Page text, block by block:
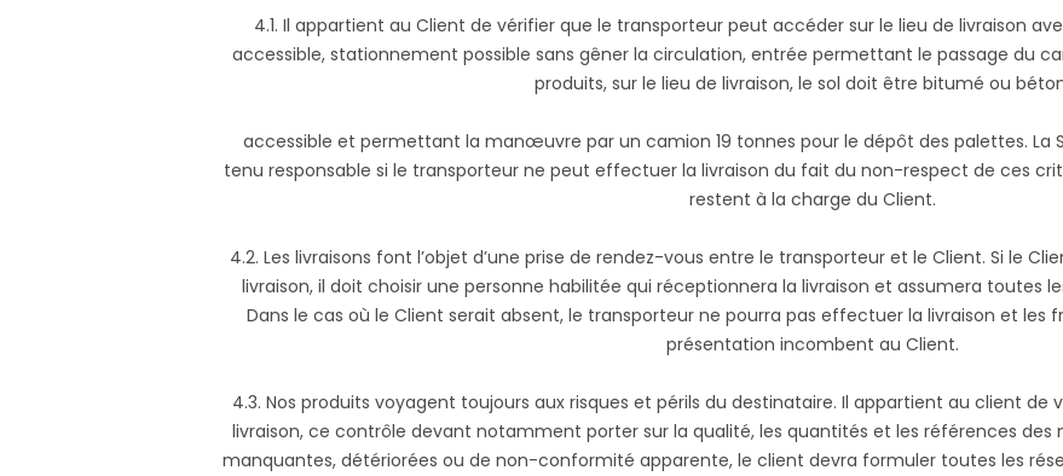
4.1. Il appartient au Client de vérifier que le transporteur peut accéder sur le lieu de livraison
accessible, stationnement possible sans gêner la circulation, entrée permettant le passage du
produits, sur le lieu de livraison, le sol doit être bitumé ou
accessible et permettant la manœuvre par un camion 19 tonnes pour le dépôt des palettes. La
tenu responsable si le transporteur ne peut effectuer la livraison du fait du non-respect de ces
restent à la charge du Client.
4.2. Les livraisons font l’objet d’une prise de rendez-vous entre le transporteur et le Client. Si le
livraison, il doit choisir une personne habilitée qui réceptionnera la livraison et assumera toutes
Dans le cas où le Client serait absent, le transporteur ne pourra pas effectuer la livraison et les
présentation incombent au Client.
4.3. Nos produits voyagent toujours aux risques et périls du destinataire. Il appartient au client de
livraison, ce contrôle devant notamment porter sur la qualité, les quantités et les références des
manquantes, détériorées ou de non-conformité apparente, le client devra formuler toutes les